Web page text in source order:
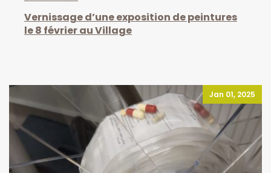
Vernissage d’une exposition de peintures
le 8 février au Village
Jan 01, 2025